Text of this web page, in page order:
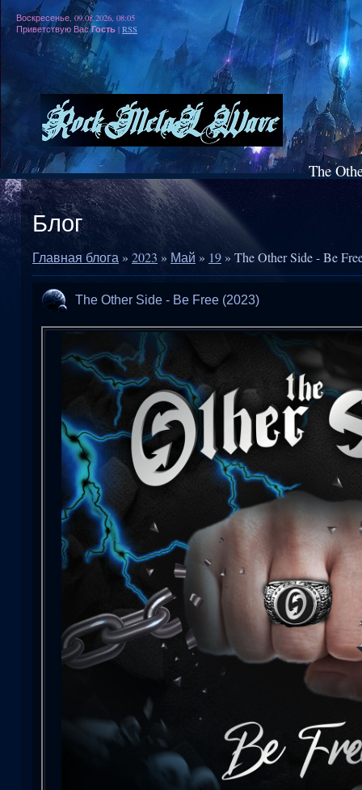
Воскресенье, 09.08.2026, 08:05
Приветствую Вас Гость | RSS
The
Блог
Главная блога » 2023 » Май » 19» The Other Side - Be
The Other Side - Be Free (2023)